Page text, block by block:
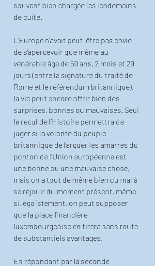
souvent bien chargée les lendemains
de cuite.
L’Europe n’avait peut-être pas envie
de s’apercevoir que même au
vénérable âge de 59 ans, 2 mois et 29
jours (entre la signature du traité de
Rome et le référendum britannique),
la vie peut encore offrir bien des
surprises, bonnes ou mauvaises. Seul
le recul de l’Histoire permettra de
juger si la volonté du peuple
britannique de larguer les amarres du
ponton de l’Union européenne est
une bonne ou une mauvaise chose,
mais on a tout de même bien du mal à
se réjouir du moment présent, même
si, égoïstement, on peut supposer
que la place financière
luxembourgeoise en tirera sans route
de substantiels avantages.
En répondant par la seconde